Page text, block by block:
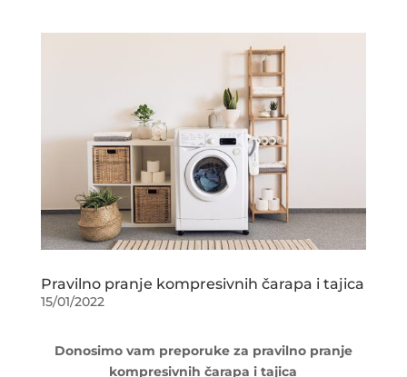
Pravilno pranje kompresivnih čarapa i tajica
15/01/2022
Donosimo vam preporuke za pravilno pranje
kompresivnih čarapa i tajica